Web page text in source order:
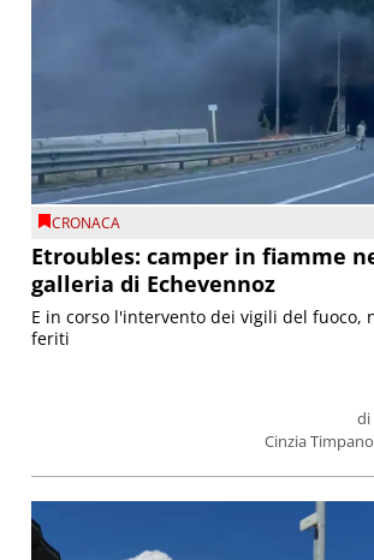
CRONACA
Etroubles: camper in fiamme
galleria di Echevennoz
di
Cinzia Timpano
E in corso l'intervento dei vigili del fuoco,
feriti